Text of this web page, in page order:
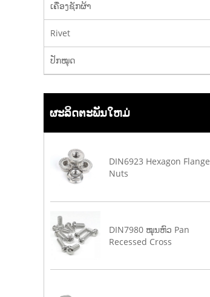
ເຄື່ອງຊັກຜ້າ
Rivet
ປັກໝຸດ
ຜະລິດຕະພັນໃຫມ່
DIN6923 Hexagon Flange
Nuts
DIN7980 ໝຸນຫົວ Pan
Recessed Cross